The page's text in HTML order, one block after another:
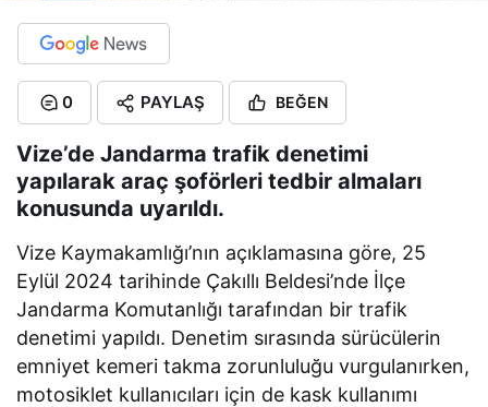
0 PAYLAŞ BEĞEN
Vize’de Jandarma trafik denetimi
yapılarak araç şoförleri tedbir almaları
konusunda uyarıldı.
Vize Kaymakamlığı’nın açıklamasına göre, 25
Eylül 2024 tarihinde Çakıllı Beldesi’nde İlçe
Jandarma Komutanlığı tarafından bir trafik
denetimi yapıldı. Denetim sırasında sürücülerin
emniyet kemeri takma zorunluluğu vurgulanırken,
motosiklet kullanıcıları için de kask kullanımı